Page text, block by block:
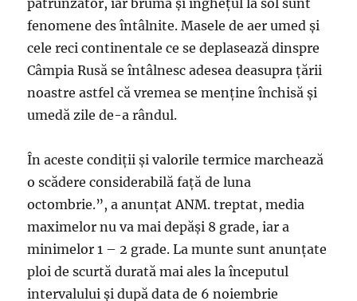
pătrunzător, iar bruma şi îngheţul la sol sunt
fenomene des întâlnite. Masele de aer umed şi
cele reci continentale ce se deplasează dinspre
Câmpia Rusă se întâlnesc adesea deasupra ţării
noastre astfel că vremea se menţine închisă şi
umedă zile de-a rândul.
În aceste condiţii şi valorile termice marchează
o scădere considerabilă faţă de luna
octombrie.”, a anunțat ANM. treptat, media
maximelor nu va mai depăşi 8 grade, iar a
minimelor 1 – 2 grade. La munte sunt anunțate
ploi de scurtă durată mai ales la începutul
intervalului şi după data de 6 noiembrie